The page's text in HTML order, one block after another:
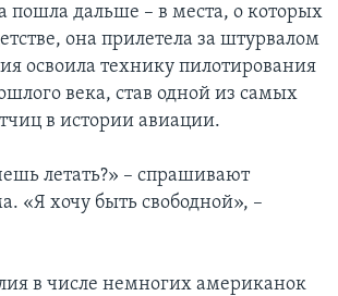
пошла дальше – в места, о которых
она прилетела за штурвалом
освоила технику пилотирования
века, став одной из самых
в истории авиации.
летать?» – спрашивают
«Я хочу быть свободной», –
в числе немногих американок